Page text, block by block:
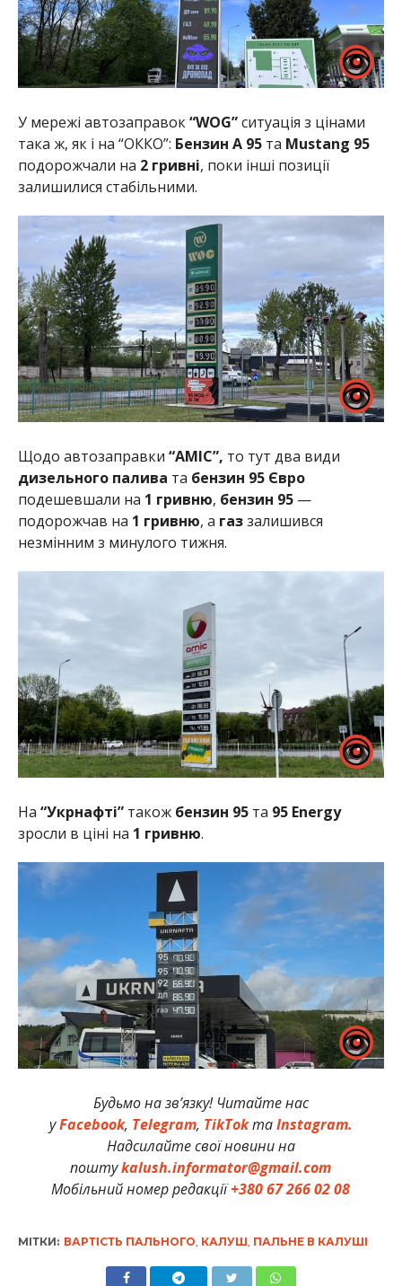
У мережі автозаправок“WOG”ситуація з цінами
така ж, як і на “ОККО”: Бензин А 95 та Mustang 95
подорожчали на 2 гривні, поки інші позиції
залишилися стабільними.
Щодо автозаправки “АМІС”, то тут два види
дизельного палива та бензин 95 Євро
подешевшали на 1 гривню, бензин 95—
подорожчав на 1 гривню, а газзалишився
незмінним з минулого тижня.
На “Укрнафті”також бензин 95та 95 Energy
зросли в ціні на 1 гривню.
Будьмо на зв’язку! Читайте нас
уFacebook, Telegram, TikTokтаInstagram.
Надсилайте свої новини на
поштуkalush.informator@gmail.com
Мобільний номер редакції+380 67 266 02 08
МІТКИ: ВАРТІСТЬ ПАЛЬНОГО КАЛУШ ПАЛЬНЕ В КАЛУШІ